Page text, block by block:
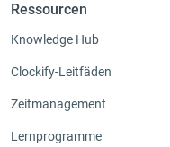
Ressourcen
Knowledge Hub
Clockify-Leitfäden
Zeitmanagement
Lernprogramme